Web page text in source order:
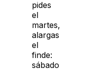
pides
el
martes,
alargas
el
finde:
sábado